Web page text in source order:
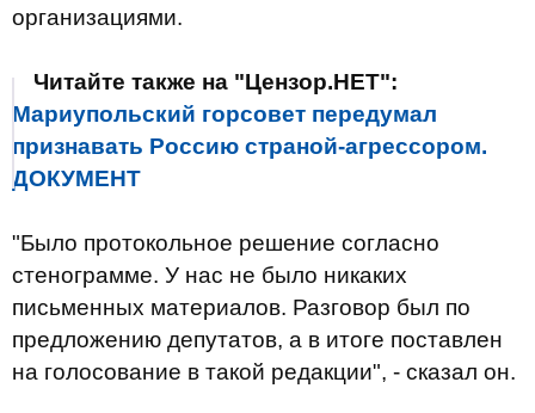
организациями.
Читайте также на "Цензор.НЕТ":
Мариупольский горсовет передумал
признавать Россию страной-агрессором.
ДОКУМЕНТ
"Было протокольное решение согласно
стенограмме. У нас не было никаких
письменных материалов. Разговор был по
предложению депутатов, а в итоге поставлен
на голосование в такой редакции", - сказал он.